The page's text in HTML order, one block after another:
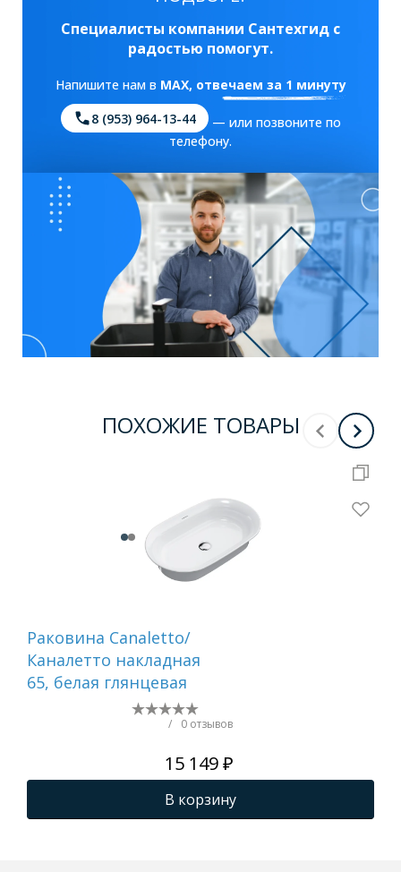
Специалисты компании Сантехгид с
радостью помогут.
Напишите нам в MAX, отвечаем за 1 минуту
8 (953) 964-13-44
— или позвоните по
телефону.
ПОХОЖИЕ ТОВАРЫ
Раковина Canaletto/
Каналетто накладная
65, белая глянцевая
/ 0 отзывов
15 149 ₽
В корзину